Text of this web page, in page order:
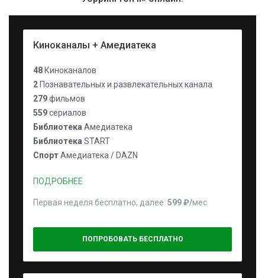
Киноканалы + Амедиатека
48 Киноканалов
2 Познавательных и развлекательных канала
279фильмов
559сериалов
Библиотека Амедиатека
Библиотека START
СпортАмедиатека / DAZN
ПОДРОБНЕЕ
Первая неделя бесплатно, далее 599 ₽⁠/⁠мес
ПОПРОБОВАТЬ БЕСПЛАТНО